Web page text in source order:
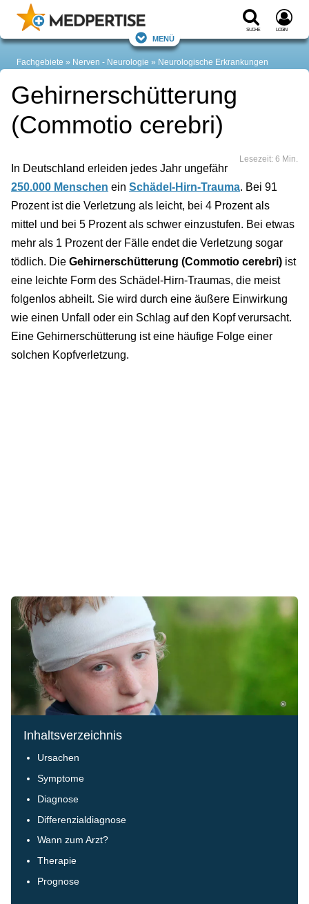
Suche Login
Menü
Fachgebiete Nerven - Neurologie Neurologische Erkrankungen
Gehirnerschütterung
(Commotio cerebri)
Lesezeit: 6 Min.
In Deutschland erleiden jedes Jahr ungefähr
250.000 Menschen ein Schädel-Hirn-Trauma. Bei 91
Prozent ist die Verletzung als leicht, bei 4 Prozent als
mittel und bei 5 Prozent als schwer einzustufen. Bei etwas
mehr als 1 Prozent der Fälle endet die Verletzung sogar
tödlich. Die Gehirnerschütterung (Commotio cerebri) ist
eine leichte Form des Schädel-Hirn-Traumas, die meist
folgenlos abheilt. Sie wird durch eine äußere Einwirkung
wie einen Unfall oder ein Schlag auf den Kopf verursacht.
Eine Gehirnerschütterung ist eine häufige Folge einer
solchen Kopfverletzung.
©
Inhaltsverzeichnis
Ursachen
Symptome
Diagnose
Differenzialdiagnose
Wann zum Arzt?
Therapie
Prognose